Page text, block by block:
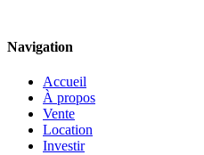
Navigation
Accueil
À propos
Vente
Location
Investir